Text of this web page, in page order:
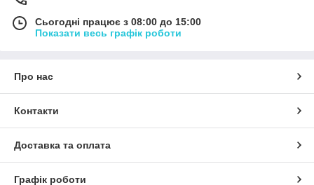
Сьогодні працює з 08:00 до 15:00
Показати весь графік роботи
Про нас
Контакти
Доставка та оплата
Графік роботи